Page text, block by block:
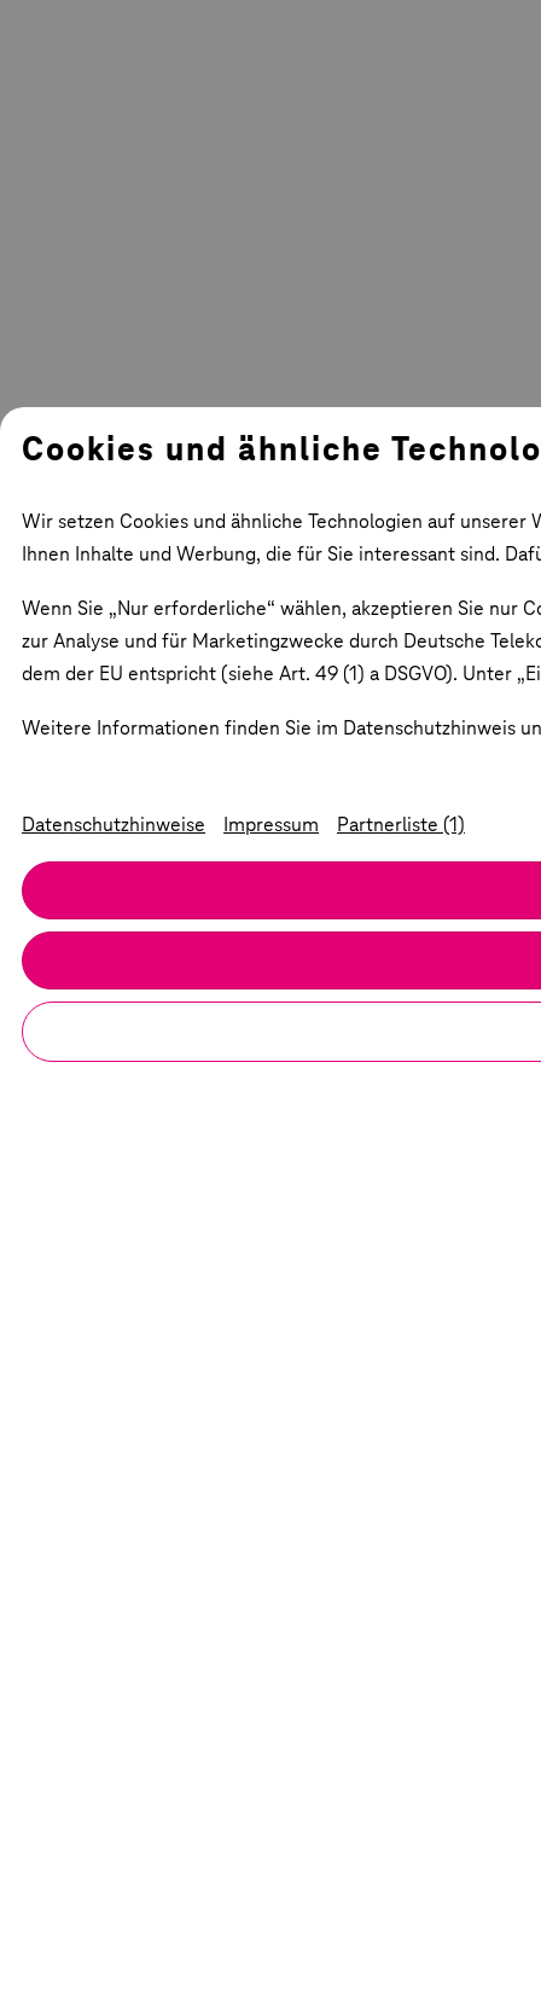
Cookies und ähnliche
Wir setzen Cookies und ähnliche Technologien auf
Ihnen Inhalte und Werbung, die für Sie interessant sind.
Wenn Sie „Nur erforderliche“ wählen, akzeptieren Sie nur
zur Analyse und für Marketingzwecke durch Deutsche
dem der EU entspricht (siehe Art. 49 (1) a DSGVO). Unter
Weitere Informationen finden Sie im Datenschutzhinweis
Datenschutzhinweise Impressum Partnerliste (1)